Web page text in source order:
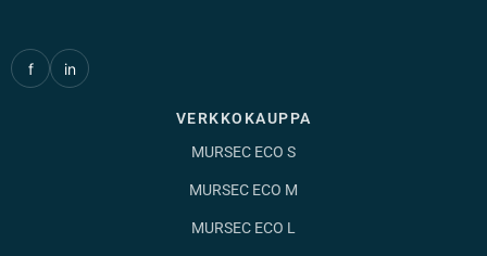
f in
VERKKOKAUPPA
MURSEC ECO S
MURSEC ECO M
MURSEC ECO L